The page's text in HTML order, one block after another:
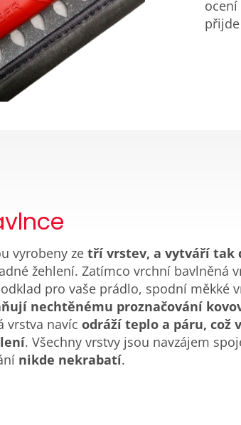
ocení
vyrobeny ze tří vrstev, a vytváří tak
žehlení. Zatímco vrchní bavlněná
pro vaše prádlo, spodní měkké
nechtěnému proznačování
vrstva navíc odráží teplo a páru, což
. Všechny vrstvy jsou navzájem
nikde nekrabatí.